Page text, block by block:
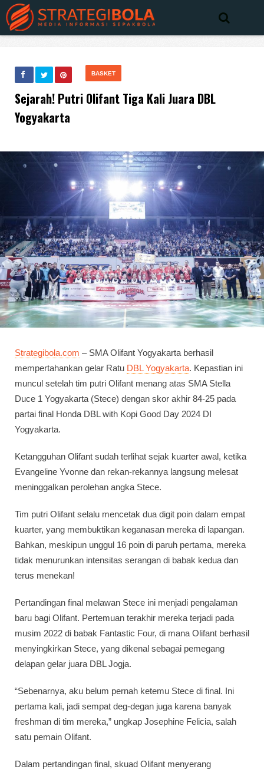
BASKET
Sejarah! Putri Olifant Tiga Kali Juara DBL
Yogyakarta
Strategibola.com – SMA Olifant Yogyakarta berhasil
mempertahankan gelar Ratu DBL Yogyakarta. Kepastian ini
muncul setelah tim putri Olifant menang atas SMA Stella
Duce 1 Yogyakarta (Stece) dengan skor akhir 84-25 pada
partai final Honda DBL with Kopi Good Day 2024 DI
Yogyakarta.
Ketangguhan Olifant sudah terlihat sejak kuarter awal, ketika
Evangeline Yvonne dan rekan-rekannya langsung melesat
meninggalkan perolehan angka Stece.
Tim putri Olifant selalu mencetak dua digit poin dalam empat
kuarter, yang membuktikan keganasan mereka di lapangan.
Bahkan, meskipun unggul 16 poin di paruh pertama, mereka
tidak menurunkan intensitas serangan di babak kedua dan
terus menekan!
Pertandingan final melawan Stece ini menjadi pengalaman
baru bagi Olifant. Pertemuan terakhir mereka terjadi pada
musim 2022 di babak Fantastic Four, di mana Olifant berhasil
menyingkirkan Stece, yang dikenal sebagai pemegang
delapan gelar juara DBL Jogja.
“Sebenarnya, aku belum pernah ketemu Stece di final. Ini
pertama kali, jadi sempat deg-degan juga karena banyak
freshman di tim mereka,” ungkap Josephine Felicia, salah
satu pemain Olifant.
Dalam pertandingan final, skuad Olifant menyerang